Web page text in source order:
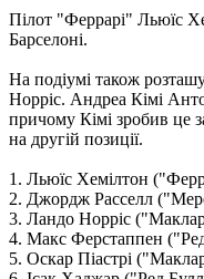
Пілот "Феррарі" Льюїс
Барселоні.
На подіумі також
Норріс. Андреа Кімі
причому Кімі зробив це
на другій позиції.
1. Льюїс Хемілтон
2. Джордж Расселл
3. Ландо Норріс
4. Макс Ферстаппен
5. Оскар Піастрі